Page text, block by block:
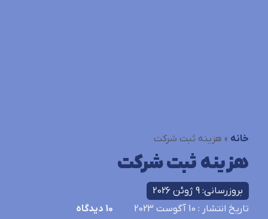
خانه » هزینه ثبت شرکت
هزینه ثبت شرکت
بروزرسانی: 9 ژوئن 2026
تاریخ انتشار : 10 آگوست 2023 10 دیدگاه